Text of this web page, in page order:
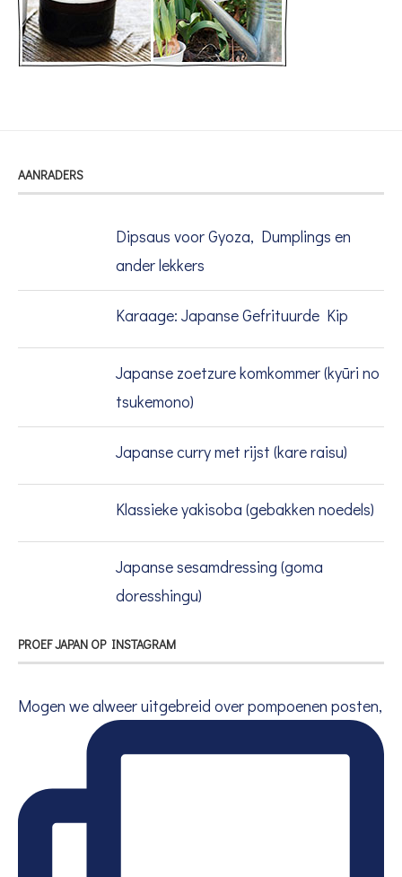
AANRADERS
Dipsaus voor Gyoza, Dumplings en
ander lekkers
Karaage: Japanse Gefrituurde Kip
Japanse zoetzure komkommer (kyūri no
tsukemono)
Japanse curry met rijst (kare raisu)
Klassieke yakisoba (gebakken noedels)
Japanse sesamdressing (goma
doresshingu)
PROEF JAPAN OP INSTAGRAM
Mogen we alweer uitgebreid over pompoenen posten,